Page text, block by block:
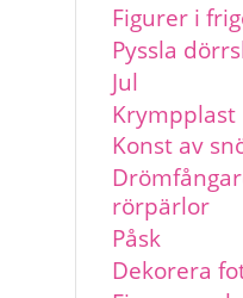
Figurer i
Pyssla
Jul
Krympplast
Konst av
rörpärlor
Påsk
Dekorera